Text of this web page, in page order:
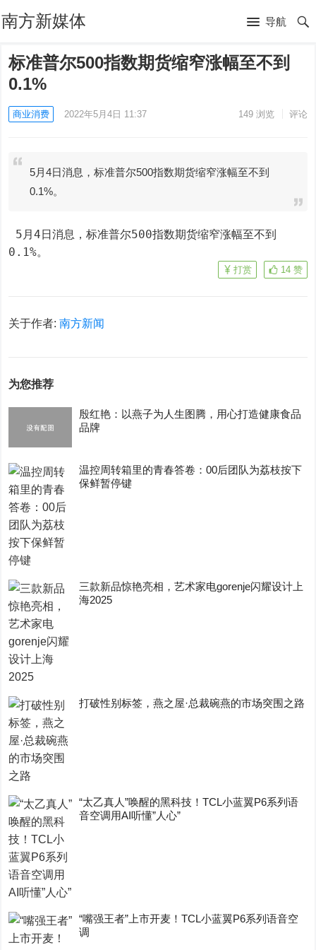
南方新媒体 导航
标准普尔500指数期货缩窄涨幅至不到
0.1%
商业消费 2022年5月4日 11:37 149浏览 评论
5月4日消息，标准普尔500指数期货缩窄涨幅至不到
0.1%。
0.1%。
14 赞
打赏
关于作者:南方新闻
为您推荐
殷红艳：以燕子为人生图腾，用心打造健康食品
品牌
温控周转箱里的青春答卷：00后团队为荔枝按下
保鲜暂停键
三款新品惊艳亮相，艺术家电gorenje闪耀设计上
海2025
打破性别标签，燕之屋·总裁碗燕的市场突围之路
“太乙真人”唤醒的黑科技！TCL小蓝翼P6系列语
音空调用AI听懂”人心”
“嘴强王者”上市开麦！TCL小蓝翼P6系列语音空
调